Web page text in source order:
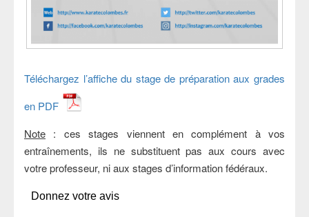
Téléchargez l’affiche du stage de préparation aux grades
en PDF
Note : ces stages viennent en complément à vos
entraînements, ils ne substituent pas aux cours avec
votre professeur, ni aux stages d’information fédéraux.
Donnez votre avis